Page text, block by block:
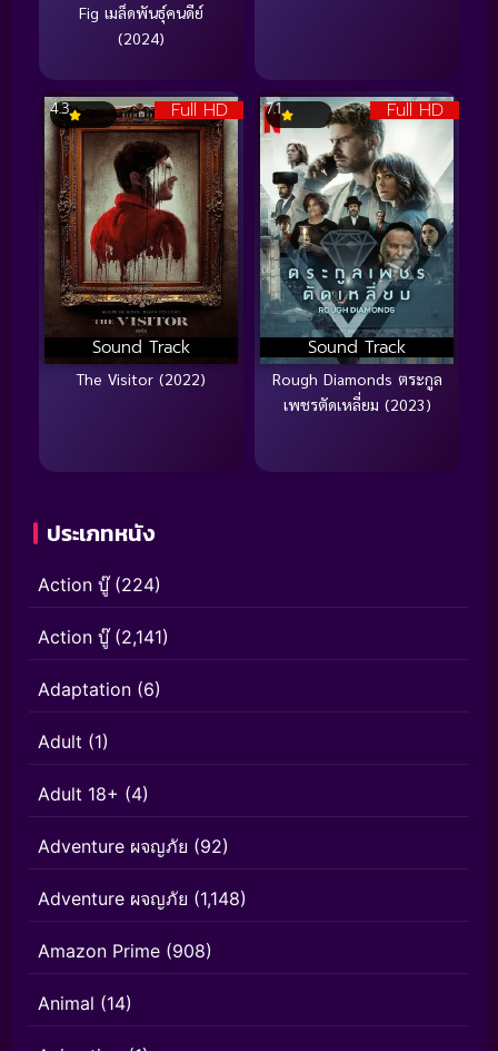
Fig เมล็ดพันธุ์คนดีย์
(2024)
Full HD
Sound Track
4.3
The Visitor (2022)
Full HD
Sound Track
7.1
Rough Diamonds ตระกูล
เพชรตัดเหลี่ยม (2023)
ประเภทหนัง
Action บู๊(224)
Action บู๊(2,141)
Adaptation (6)
Adult (1)
Adult 18+ (4)
Adventure ผจญภัย (92)
Adventure ผจญภัย (1,148)
Amazon Prime (908)
Animal (14)